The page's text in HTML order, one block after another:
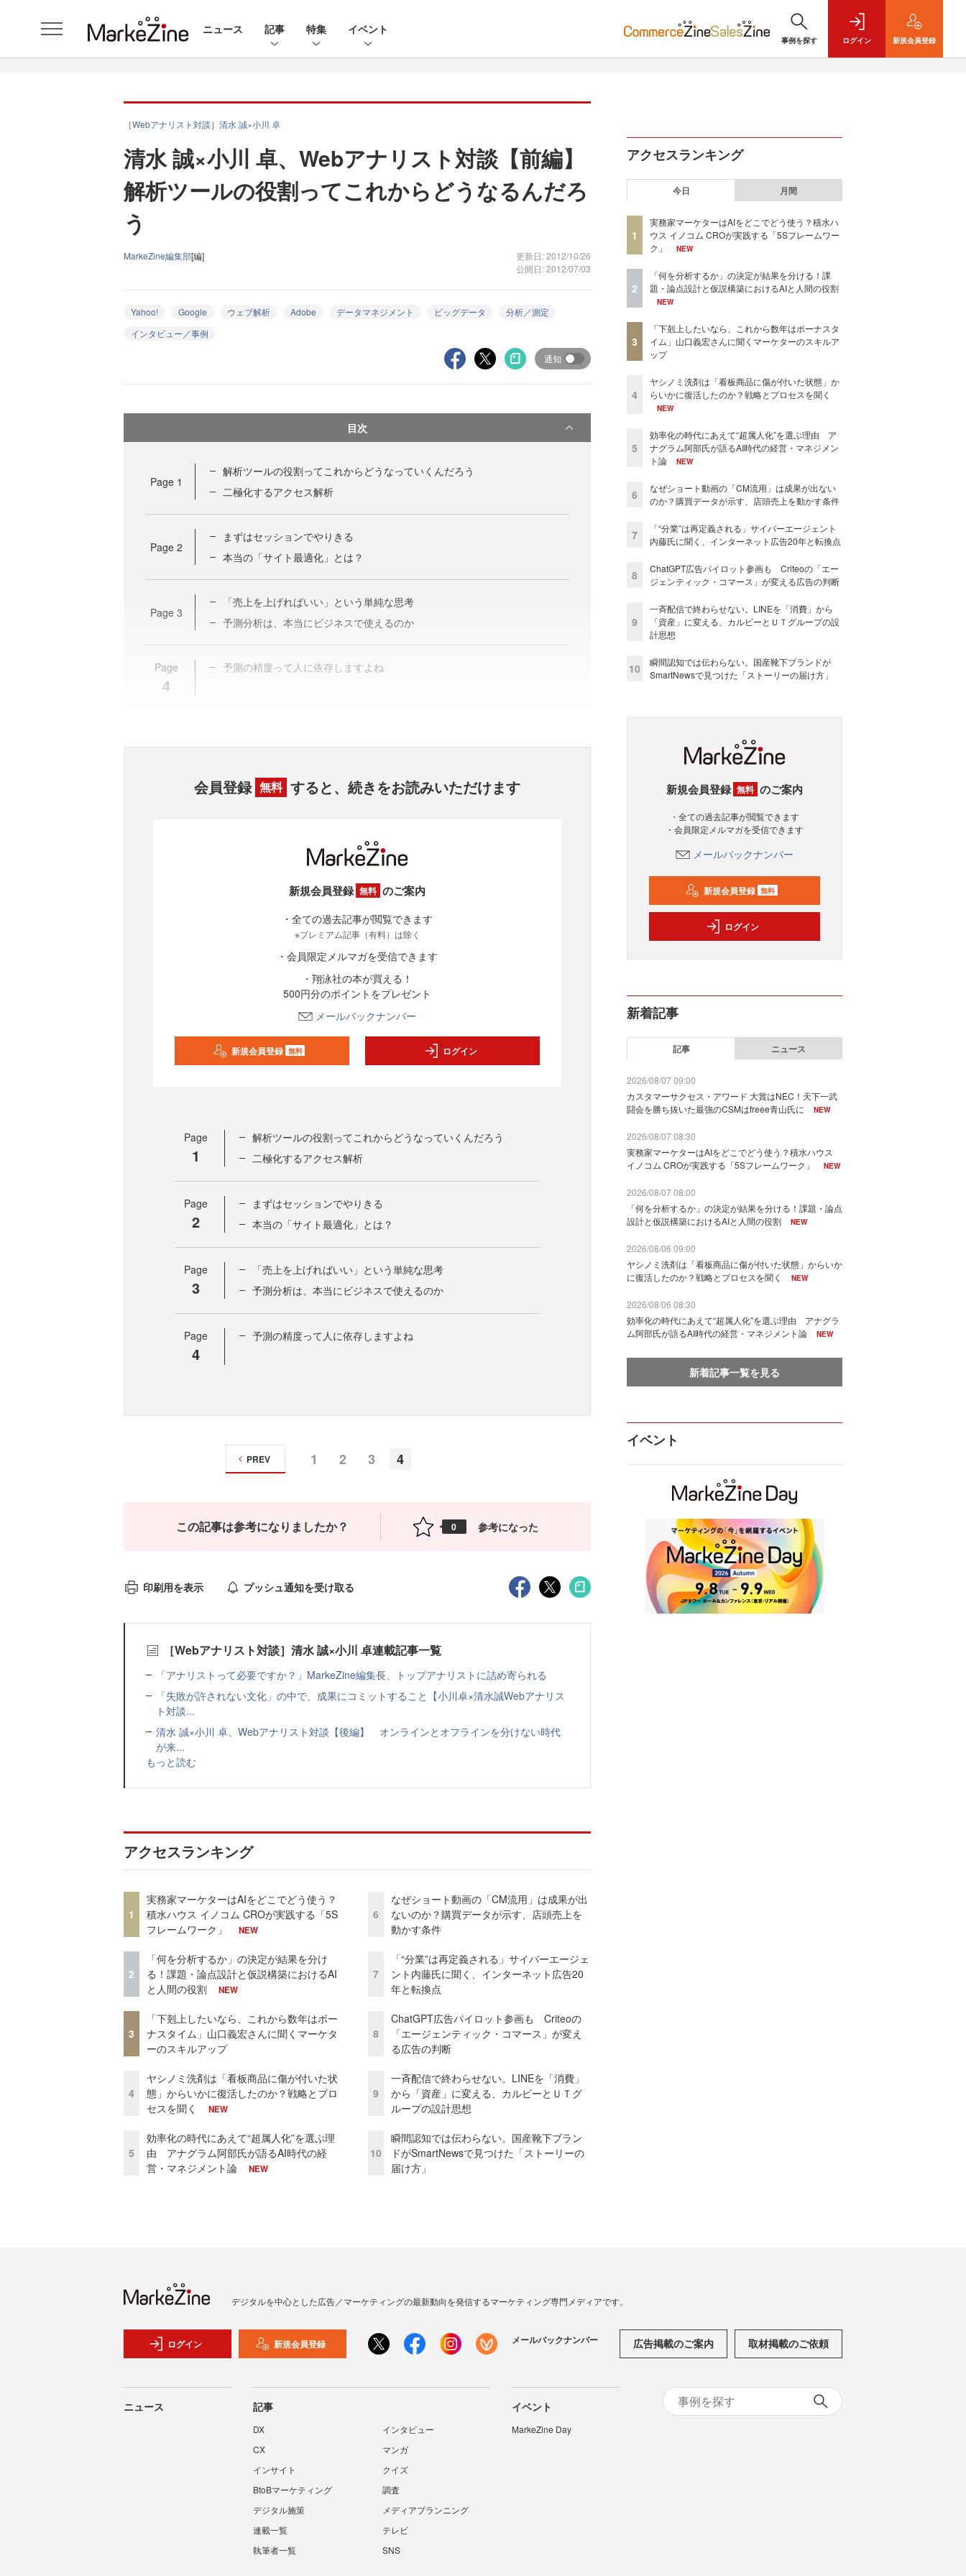
ニュース 記事 特集 イベント
事例を探す ログイン 新規会員登録
［Webアナリスト対談］清水 誠×小川 卓
清水 誠×小川 卓、Webアナリスト対談【前編】
解析ツールの役割ってこれからどうなるんだろ
う
MarkeZine編集部[編]
更新日: 2012/10/26
公開日: 2012/07/03
Yahoo! Google ウェブ解析 Adobe データマネジメント ビッグデータ
分析／測定
インタビュー／事例
通知
目次
Page 1
解析ツールの役割ってこれからどうなっていくんだろう
二極化するアクセス解析
Page 2
まずはセッションでやりきる
本当の「サイト最適化」とは？
Page 3
「売上を上げればいい」という単純な思考
予測分析は、本当にビジネスで使えるのか
Page
4
予測の精度って人に依存しますよね
会員登録 無料 すると、続きをお読みいただけます
新規会員登録 無料 のご案内
・全ての過去記事が閲覧できます
※プレミアム記事（有料）は除く
・会員限定メルマガを受信できます
・翔泳社の本が買える！
500円分のポイントをプレゼント
メールバックナンバー
新規会員登録 無料 ログイン
Page
1
解析ツールの役割ってこれからどうなっていくんだろう
二極化するアクセス解析
Page
2
まずはセッションでやりきる
本当の「サイト最適化」とは？
Page
3
「売上を上げればいい」という単純な思考
予測分析は、本当にビジネスで使えるのか
Page
4
予測の精度って人に依存しますよね
1 2 3 4
PREV
この記事は参考になりましたか？ 0 参考になった
印刷用を表示 プッシュ通知を受け取る
［Webアナリスト対談］清水 誠×小川 卓連載記事一覧
「アナリストって必要ですか？」MarkeZine編集長、トップアナリストに詰め寄られる
「失敗が許されない文化」の中で、成果にコミットすること【小川卓×清水誠Webアナリス
ト対談...
清水 誠×小川 卓、Webアナリスト対談【後編】 オンラインとオフラインを分けない時代
が来...
もっと読む
アクセスランキング
1
実務家マーケターはAIをどこでどう使う？
積水ハウス イノコム CROが実践する「5S
フレームワーク」
NEW
2
「何を分析するか」の決定が結果を分け
る！課題・論点設計と仮説構築におけるAI
と人間の役割
NEW
3
「下剋上したいなら、これから数年はボー
ナスタイム」山口義宏さんに聞くマーケタ
ーのスキルアップ
4
ヤシノミ洗剤は「看板商品に傷が付いた状
態」からいかに復活したのか？戦略とプロ
セスを聞く
NEW
5
効率化の時代にあえて“超属人化”を選ぶ理
由 アナグラム阿部氏が語るAI時代の経
営・マネジメント論
NEW
6
なぜショート動画の「CM流用」は成果が出
ないのか？購買データが示す、店頭売上を
動かす条件
7
「“分業”は再定義される」サイバーエージェ
ント内藤氏に聞く、インターネット広告20
年と転換点
8
ChatGPT広告パイロット参画も Criteoの
「エージェンティック・コマース」が変え
る広告の判断
9
一斉配信で終わらせない。LINEを「消費」
から「資産」に変える、カルビーとＵＴグ
ループの設計思想
10
瞬間認知では伝わらない。国産靴下ブラン
ドがSmartNewsで見つけた「ストーリーの
届け方」
アクセスランキング
今日 月間
1
実務家マーケターはAIをどこでどう使う？積水ハ
ウス イノコム CROが実践する「5Sフレームワー
ク」
NEW
2
「何を分析するか」の決定が結果を分ける！課
題・論点設計と仮説構築におけるAIと人間の役割
NEW
3
「下剋上したいなら、これから数年はボーナスタ
イム」山口義宏さんに聞くマーケターのスキルア
ップ
4
ヤシノミ洗剤は「看板商品に傷が付いた状態」か
らいかに復活したのか？戦略とプロセスを聞く
NEW
5
効率化の時代にあえて“超属人化”を選ぶ理由 ア
ナグラム阿部氏が語るAI時代の経営・マネジメン
ト論
NEW
6
なぜショート動画の「CM流用」は成果が出ない
のか？購買データが示す、店頭売上を動かす条件
7
「“分業”は再定義される」サイバーエージェント
内藤氏に聞く、インターネット広告20年と転換点
8
ChatGPT広告パイロット参画も Criteoの「エー
ジェンティック・コマース」が変える広告の判断
9
一斉配信で終わらせない。LINEを「消費」から
「資産」に変える、カルビーとＵＴグループの設
計思想
10
瞬間認知では伝わらない。国産靴下ブランドが
SmartNewsで見つけた「ストーリーの届け方」
新規会員登録 無料 のご案内
・全ての過去記事が閲覧できます
・会員限定メルマガを受信できます
メールバックナンバー
新規会員登録 無料
ログイン
新着記事
記事 ニュース
2026/08/07 09:00
カスタマーサクセス・アワード 大賞はNEC！天下一武
闘会を勝ち抜いた最強のCSMはfreee青山氏に
NEW
2026/08/07 08:30
実務家マーケターはAIをどこでどう使う？積水ハウス
イノコム CROが実践する「5Sフレームワーク」
NEW
2026/08/07 08:00
「何を分析するか」の決定が結果を分ける！課題・論点
設計と仮説構築におけるAIと人間の役割
NEW
2026/08/06 09:00
ヤシノミ洗剤は「看板商品に傷が付いた状態」からいか
に復活したのか？戦略とプロセスを聞く
NEW
2026/08/06 08:30
効率化の時代にあえて“超属人化”を選ぶ理由 アナグラ
ム阿部氏が語るAI時代の経営・マネジメント論
NEW
新着記事一覧を見る
イベント
デジタルを中心とした広告／マーケティングの最新動向を発信するマーケティング専門メディアです。
ログイン 新規会員登録 メールバックナンバー 広告掲載のご案内 取材掲載のご依頼
ニュース 記事
DX
インタビュー
CX
マンガ
インサイト
クイズ
BtoBマーケティング
調査
デジタル施策
メディアプランニング
連載一覧
テレビ
執筆者一覧
SNS
イベント
MarkeZine Day